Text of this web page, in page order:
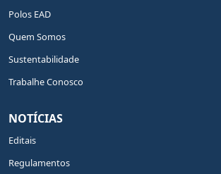
Polos EAD
Quem Somos
Sustentabilidade
Trabalhe Conosco
NOTÍCIAS
Editais
Regulamentos